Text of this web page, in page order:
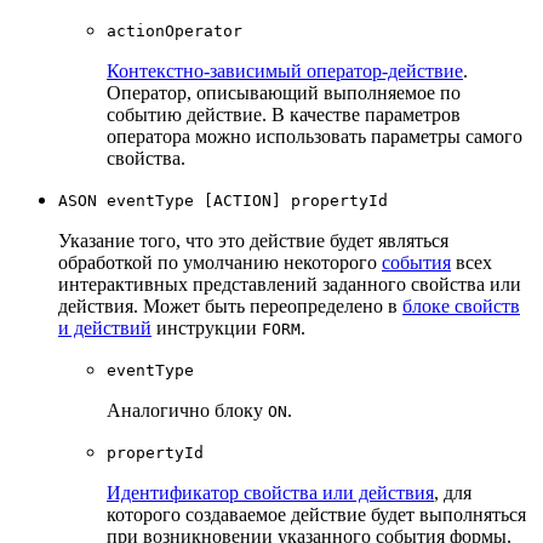
actionOperator
Контекстно-зависимый оператор-действие.
Оператор, описывающий выполняемое по
событию действие. В качестве параметров
оператора можно использовать параметры самого
свойства.
ASON eventType [ACTION] propertyId
Указание того, что это действие будет являться
обработкой по умолчанию некоторого события всех
интерактивных представлений заданного свойства или
действия. Может быть переопределено в блоке свойств
и действий инструкции FORM.
eventType
Аналогично блоку ON.
propertyId
Идентификатор свойства или действия, для
которого создаваемое действие будет выполняться
при возникновении указанного события формы.